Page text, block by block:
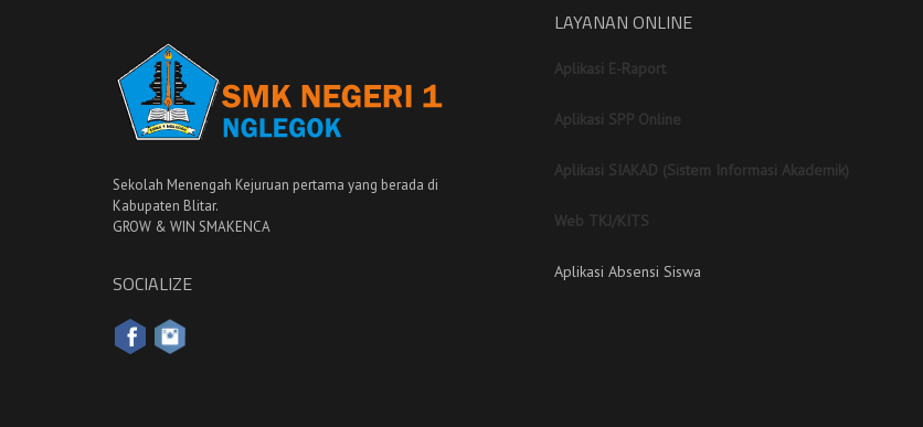
Sekolah Menengah Kejuruan pertama yang berada di
Kabupaten Blitar.
GROW & WIN SMAKENCA
SOCIALIZE
LAYANAN ONLINE
Aplikasi E-Raport
Aplikasi SPP Online
Aplikasi SIAKAD (Sistem Informasi Akademik)
Web TKJ/KITS
Aplikasi Absensi Siswa